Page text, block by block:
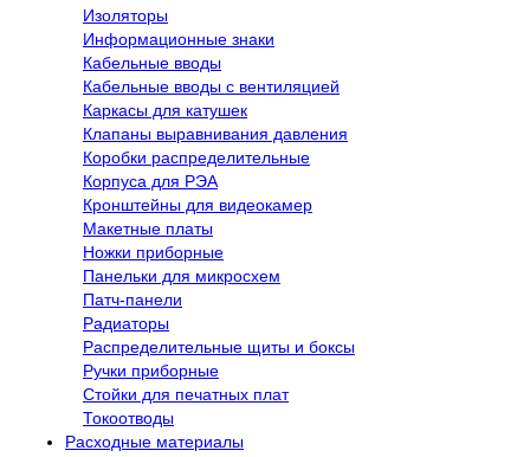
Изоляторы
Информационные знаки
Кабельные вводы
Кабельные вводы с вентиляцией
Каркасы для катушек
Клапаны выравнивания давления
Коробки распределительные
Корпуса для РЭА
Кронштейны для видеокамер
Макетные платы
Ножки приборные
Панельки для микросхем
Патч-панели
Радиаторы
Распределительные щиты и боксы
Ручки приборные
Стойки для печатных плат
Токоотводы
Расходные материалы